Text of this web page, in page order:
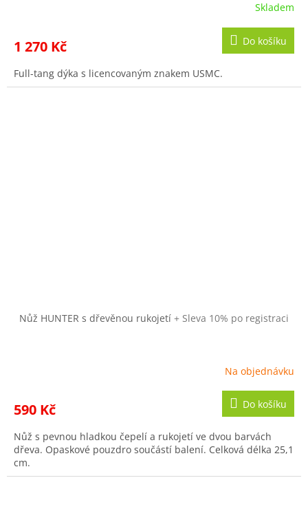
Skladem
1 270 Kč Do košíku
Full-tang dýka s licencovaným znakem USMC.
Nůž HUNTER s dřevěnou rukojetí + Sleva 10% po registraci
Na objednávku
590 Kč Do košíku
Nůž s pevnou hladkou čepelí a rukojetí ve dvou barvách
dřeva. Opaskové pouzdro součástí balení. Celková délka 25,1
cm.